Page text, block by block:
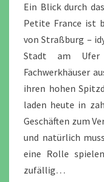
Ein Blick durch
Petite France ist
von Straßburg –
Stadt am
Fachwerkhäuser
ihren hohen
laden heute in
Geschäften zum
und natürlich
eine Rolle
zufällig…